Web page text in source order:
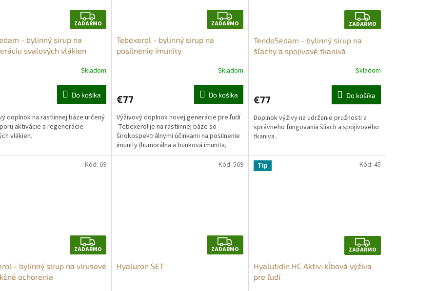
Z
A
R
M
O
ZADARMO
- bylinný sirup na
svalových vlákien
Skladom
Do košíka
doplnok na rastlinnej báze určený
aktivácie a regenerácie
vlákien.
Z
A
R
M
O
ZADARMO
Tebexerol - bylinný sirup na
posilnenie imunity
je
z
5
hviezdičiek.
Skladom
€77 Do košíka
Výživový doplnok novej generácie pre ľudí
-Tebexerol je na rastlinnej báze so
širokospektrálnymi účinkami na posilnenie
imunity (humorálna a bunková imunita,
vrodená imunita,...
Z
A
R
M
O
ZADARMO
TendoSedam - bylinný sirup na
šľachy a spojivové tkanivá
je
z
5
hviezdičiek.
Skladom
€77 Do košíka
Doplnok výživy na udržanie pružnosti a
správneho fungovania šliach a spojivového
tkaniva.
Z
A
D
ZADARMO
- bylinný sirup na vírusové
ochorenia
Kód: 69
Z
A
ZADARMO
Hyaluron SET
Kód: 569 Tip
Z
A
D
ZADARMO
Hyalutidin HC Aktiv-kĺbová výživa
pre ľudí
Kód: 45